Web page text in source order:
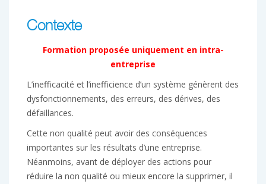
Contexte
Formation proposée uniquement en intra-
entreprise
L’inefficacité et l’inefficience d’un système génèrent des
dysfonctionnements, des erreurs, des dérives, des
défaillances.
Cette non qualité peut avoir des conséquences
importantes sur les résultats d’une entreprise.
Néanmoins, avant de déployer des actions pour
réduire la non qualité ou mieux encore la supprimer, il